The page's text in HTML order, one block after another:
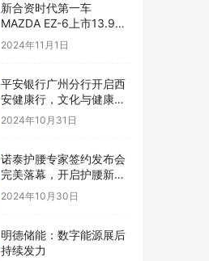
新合资时代第一车
MAZDA EZ-6上市13.98
万元起售交个朋友
2024年11月1日
平安银行广州分行开启西
安健康行，文化与健康联
袂共舞
2024年10月31日
诺泰护腰专家签约发布会
完美落幕，开启护腰新时
代
2024年10月30日
明德储能：数字能源展后
持续发力